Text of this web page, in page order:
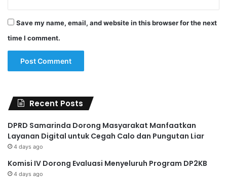
Save my name, email, and website in this browser for the next
time I comment.
Recent Posts
DPRD Samarinda Dorong Masyarakat Manfaatkan
Layanan Digital untuk Cegah Calo dan Pungutan Liar
4 days ago
Komisi IV Dorong Evaluasi Menyeluruh Program DP2KB
4 days ago